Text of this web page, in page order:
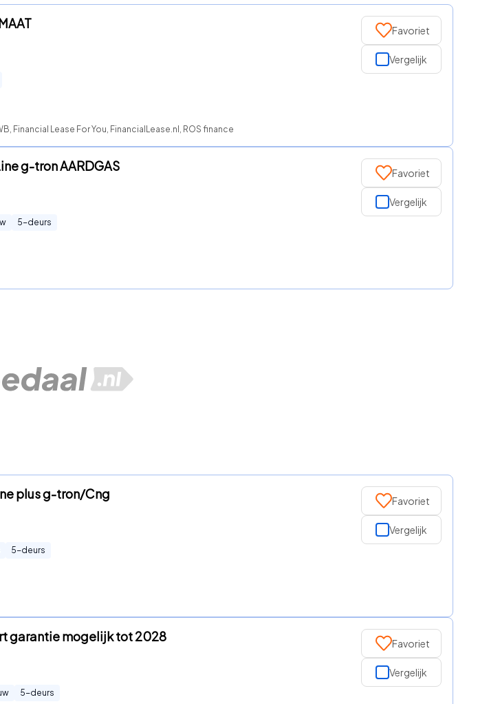
Financial Lease For You, FinancialLease.nl, ROS finance
Favoriet
Vergelijk
g-tron AARDGAS
5-deurs
Favoriet
Vergelijk
plus g-tron/Cng
5-deurs
Favoriet
Vergelijk
garantie mogelijk tot 2028
5-deurs
Favoriet
Vergelijk